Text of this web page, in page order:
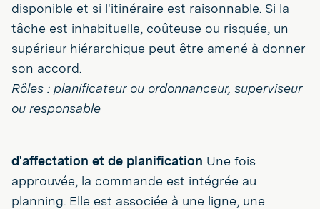
disponible et si l'itinéraire est raisonnable. Si la
tâche est inhabituelle, coûteuse ou risquée, un
supérieur hiérarchique peut être amené à donner
son accord.
Rôles : planificateur ou ordonnanceur, superviseur
ou responsable
d'affectation et de planification Une fois
approuvée, la commande est intégrée au
planning. Elle est associée à une ligne, une